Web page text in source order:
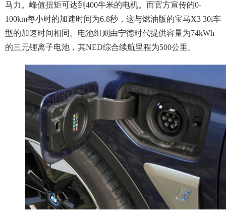
马力。峰值扭矩可达到400牛米的电机。而官方宣传的0-
100km每小时的加速时间为6.8秒，这与燃油版的宝马X3 30i车
型的加速时间相同。电池组则由宁德时代提供容量为74kWh
的三元锂离子电池，其NED综合续航里程为500公里。